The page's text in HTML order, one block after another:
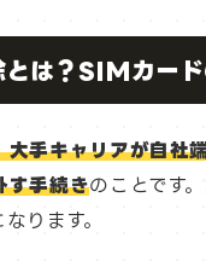
は？SIMカード
手キャリアが自社
す手続きのことです
ります。